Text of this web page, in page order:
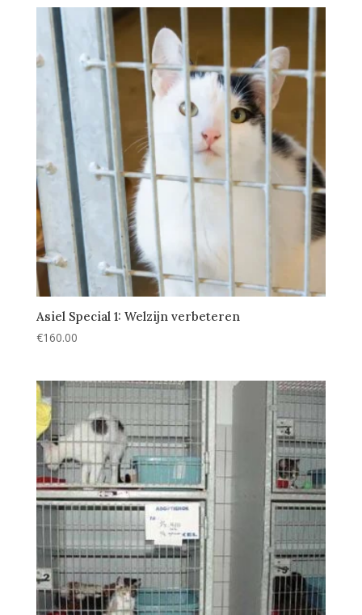
Asiel Special 1: Welzijn verbeteren
€160.00